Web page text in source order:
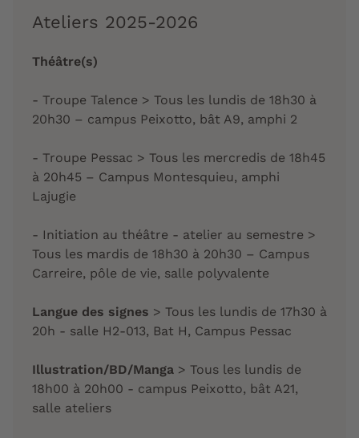
Ateliers 2025-2026
Théâtre(s)
- Troupe Talence > Tous les lundis de 18h30 à
20h30 – campus Peixotto, bât A9, amphi 2
- Troupe Pessac > Tous les mercredis de 18h45
à 20h45 – Campus Montesquieu, amphi
Lajugie
- Initiation au théâtre - atelier au semestre >
Tous les mardis de 18h30 à 20h30 – Campus
Carreire, pôle de vie, salle polyvalente
Langue des signes > Tous les lundis de 17h30 à
20h - salle H2-013, Bat H, Campus Pessac
Illustration/BD/Manga > Tous les lundis de
18h00 à 20h00 - campus Peixotto, bât A21,
salle ateliers